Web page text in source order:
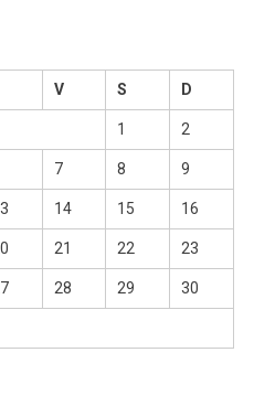
V S D
1 2
7 8 9
14 15 16
21 22 23
28 29 30